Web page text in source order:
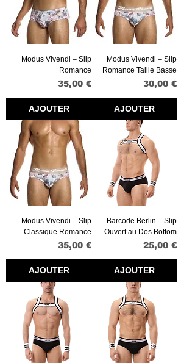
Modus Vivendi – Slip
Romance
Prix
35,00 €
AJOUTER
Modus Vivendi – Slip
Romance Taille Basse
Prix
30,00 €
AJOUTER
Modus Vivendi – Slip
Classique Romance
Prix
35,00 €
AJOUTER
Barcode Berlin – Slip
Ouvert au Dos Bottom
Prix
25,00 €
AJOUTER